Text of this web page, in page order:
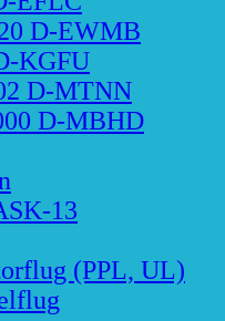
D-EWMB
KGFU
D-MTNN
D-MBHD
13
(PPL, UL)